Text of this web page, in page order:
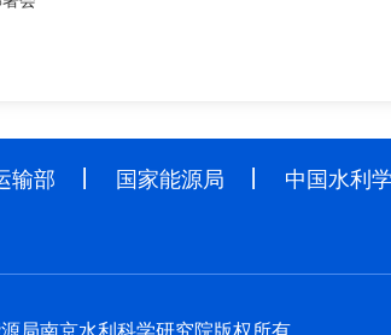
输部 国家能源局 中国水利